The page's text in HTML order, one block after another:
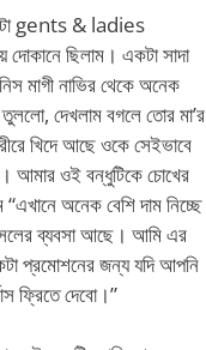
gents & ladies
ছিলাম। একটা সাদা
মাগী নাভির থেকে অনেক
দেখলাম বগলে তোর মা’র
খিদে আছে ওকে সেইভাবে
আমার ওই বন্ধুটিকে চোখের
অনেক বেশি দাম নিচ্ছে
ব্যবসা আছে। আমি এর
প্রমোশনের জন্য যদি আপনি
ফ্রিতে দেবো।”